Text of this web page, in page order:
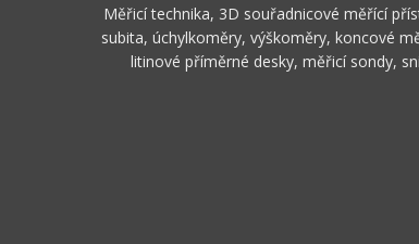
Měřicí technika, 3D souřadnicové měřící
subita, úchylkoměry, výškoměry, koncové
litinové příměrné desky, měřicí sondy,